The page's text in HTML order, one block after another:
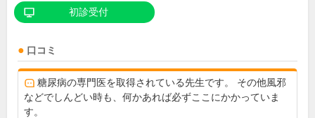
初診受付
口コミ
糖尿病の専門医を取得されている先生です。 その他風邪
などでしんどい時も、何かあれば必ずここにかかっていま
す。